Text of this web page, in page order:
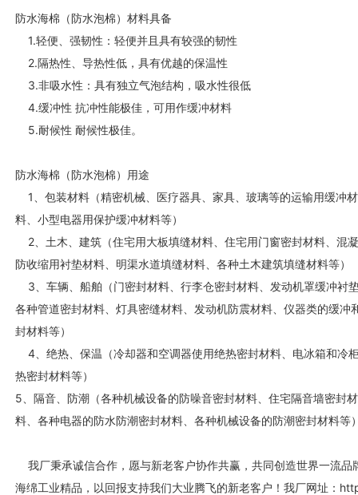
防水海棉（防水泡棉）材料具备
1.轻便、强韧性：轻便并且具有较强的韧性
2.隔热性、导热性低，具有优越的保温性
3.非吸水性：具有独立气泡结构，吸水性很低
4.缓冲性 抗冲性能极佳，可用作缓冲材料
5.耐候性 耐候性极佳。
防水海棉（防水泡棉）用途
1、包装材料（精密机械、医疗器具、家具、玻璃等的运输用缓冲材
料、小型电器用保护缓冲材料等）
2、土木、建筑（住宅用大板填缝材料、住宅用门窗密封材料、混
防收缩用衬垫材料、明渠水道填缝材料、各种土木建筑填缝材料
3、车辆、船舶（门密封材料、行李仓密封材料、发动机罩缓冲衬
各种管道密封材料、灯具密缝材料、发动机防震材料、仪器类的缓冲
封材料等）
4、绝热、保温（冷却器和空调器使用绝热密封材料、电冰箱和冷
热密封材料等）
5、隔音、防潮（各种机械设备的防噪音密封材料、住宅隔音墙密封材
料、各种电器的防水防潮密封材料、各种机械设备的防潮密封材料等
我厂秉承诚信合作，愿与新老客户协作共赢，共同创造世界一流品
海绵工业精品，以回报支持我们大业腾飞的新老客户！我厂网址：